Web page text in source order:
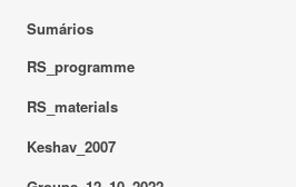
Sumários
RS_programme
RS_materials
Keshav_2007